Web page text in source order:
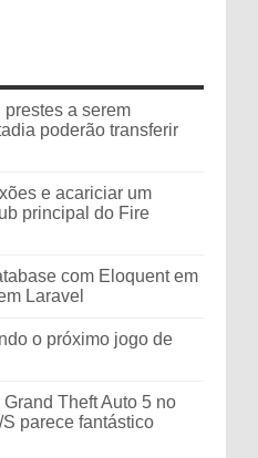
a serem
poderão transferir
e acariciar um
principal do Fire
com Eloquent em
Laravel
o próximo jogo de
Theft Auto 5 no
parece fantástico